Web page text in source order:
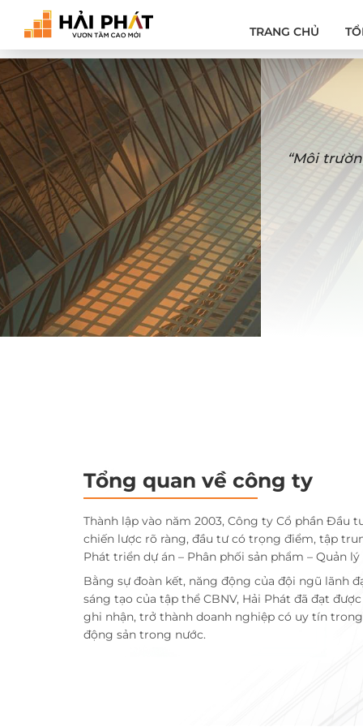
TRANG CHỦ
“Môi
Tổng quan về công ty
Thành lập vào năm 2003, Công ty Cổ phần Đầu
chiến lược rõ ràng, đầu tư có trọng điểm, tập
Phát triển dự án – Phân phối sản phẩm – Quản
Bằng sự đoàn kết, năng động của đội ngũ lãnh
sáng tạo của tập thể CBNV, Hải Phát đã đạt
ghi nhận, trở thành doanh nghiệp có uy tín
động sản trong nước.